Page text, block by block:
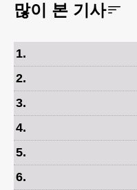
많이 본 기사
1.
2.
3.
4.
5.
6.